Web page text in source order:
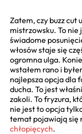
Zatem, czy buzz cut
mistrzowsku. To nie
świadome
włosów staje się
ogromna ulga.
wstałem rano i
najlepsza opcja dla
ducha. To jest
zakoli. To fryzura,
nie jest to opcja
temat pojawiają się
chłopięcych.